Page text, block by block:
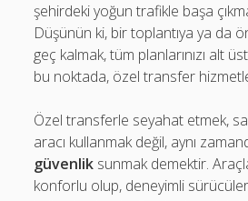
şehirdeki yoğun trafikle başa
Düşünün ki, bir toplantıya ya da
geç kalmak, tüm planlarınızı alt
bu noktada, özel transfer
Özel transferle seyahat etmek,
aracı kullanmak değil, aynı
güvenlik sunmak demektir.
konforlu olup, deneyimli